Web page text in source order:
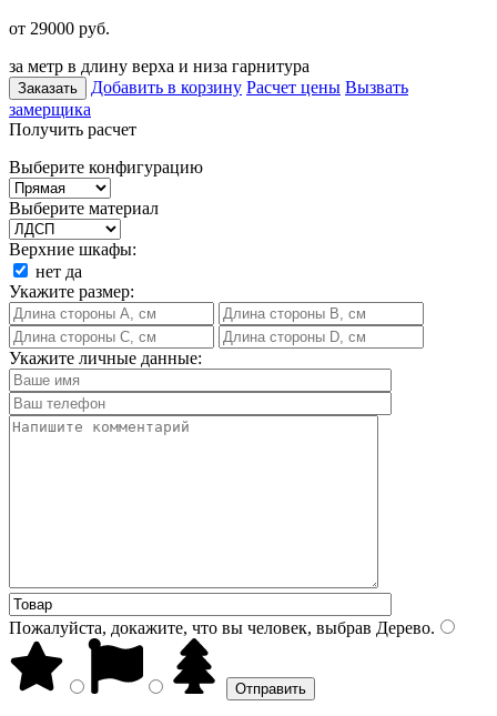
от 29000 руб.
за метр в длину верха и низа гарнитура
Заказать Добавить в корзину Расчет цены Вызвать
замерщика
Получить расчет
Выберите конфигурацию
Выберите материал
Верхние шкафы:
нет да
Укажите размер:
Укажите личные данные:
Пожалуйста, докажите, что вы человек, выбрав Дерево.